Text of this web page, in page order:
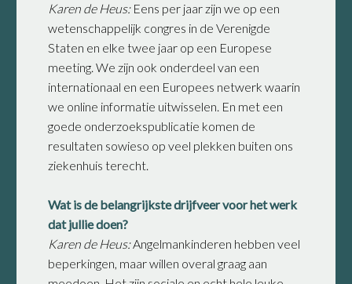
Karen de Heus:Eens per jaar zijn we op een
wetenschappelijk congres in de Verenigde
Staten en elke twee jaar op een Europese
meeting. We zijn ook onderdeel van een
internationaal en een Europees netwerk waarin
we online informatie uitwisselen. En met een
goede onderzoekspublicatie komen de
resultaten sowieso op veel plekken buiten ons
ziekenhuis terecht.
Wat is de belangrijkste drijfveer voor het werk
dat jullie doen?
Karen de Heus:Angelmankinderen hebben veel
beperkingen, maar willen overal graag aan